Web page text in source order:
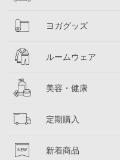
ヨガグッズ
ルームウェア
美容・健康
定期購入
新着商品